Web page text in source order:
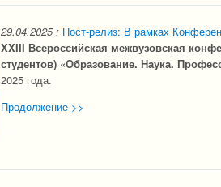
29.04.2025: Пост-релиз: В рамках
XXIII Всероссийская межвузовская
студентов) «Образование. Наука.
2025 года.
Продолжение >>